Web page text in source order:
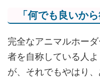
「何でも良いか
完全なアニマルホー
者を自称している人
が、それでもやはり